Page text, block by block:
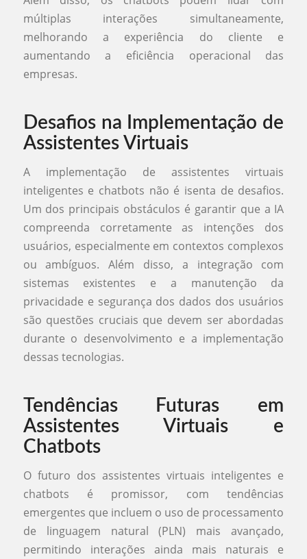
múltiplas interações simultaneamente,
melhorando a experiência do cliente e
aumentando a eficiência operacional das
empresas.
Desafios na Implementação de
Assistentes Virtuais
A implementação de assistentes virtuais
inteligentes e chatbots não é isenta de desafios.
Um dos principais obstáculos é garantir que a IA
compreenda corretamente as intenções dos
usuários, especialmente em contextos complexos
ou ambíguos. Além disso, a integração com
sistemas existentes e a manutenção da
privacidade e segurança dos dados dos usuários
são questões cruciais que devem ser abordadas
durante o desenvolvimento e a implementação
dessas tecnologias.
Tendências Futuras em
Assistentes Virtuais e
Chatbots
O futuro dos assistentes virtuais inteligentes e
chatbots é promissor, com tendências
emergentes que incluem o uso de processamento
de linguagem natural (PLN) mais avançado,
permitindo interações ainda mais naturais e